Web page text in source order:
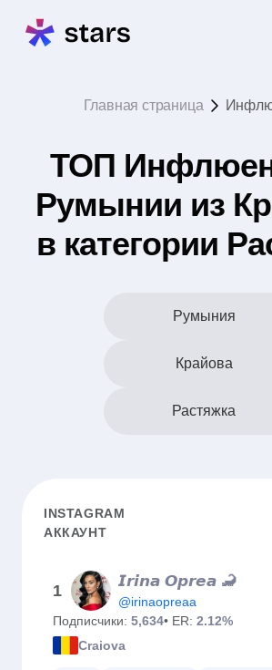
Главная страница
ТОП
Румынии из
в категории
Румыния
Крайова
Растяжка
INSTAGRAM
АККАУНТ
1
𝙄𝙧𝙞𝙣𝙖 𝙊𝙥𝙧𝙚𝙖 🦂
@irinaopreaa
Подписчики: 5,634• ER: 2.12%
Craiova